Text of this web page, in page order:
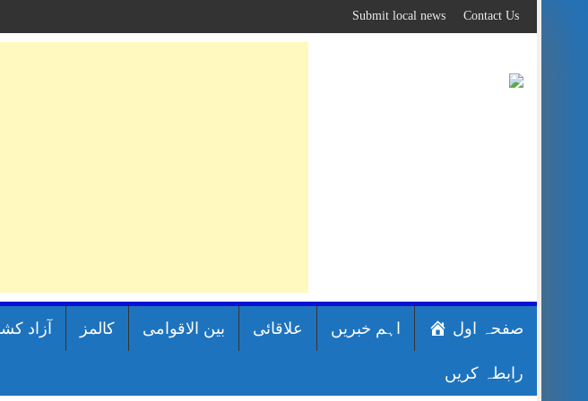
to
content
Contact Us
Submit local news
صفحہ اول اہم خبریں علاقائی بین الاقوامی کالمز آزاد
رابطہ کریں